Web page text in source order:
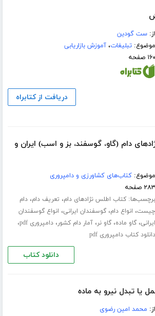
از:ست گودین
موضوع:تبلیغات،آموزش بازاریابی
۱۶۰ صفحه
دریافت از کتابراه
دام (گاو، گوسفند، بز و اسب) ایران و
موضوع:کتاب‌های کشاورزی و دامپروری
۲۸۳ صفحه
برچسب‌ها:کتاب اطلس نژادهای دام، تعریف دام،دام
چیست، انواع دام،گوسفندان ایرانی، انواع گوسفندان
ایرانی،گاو ماده،گاو نر،آمار دام کشور،دامپروری pdf ،
دانلود کتاب دامپروری pdf
دانلود کتاب
یا تبدل نیرو به ماده
از: محمد امین رضوی